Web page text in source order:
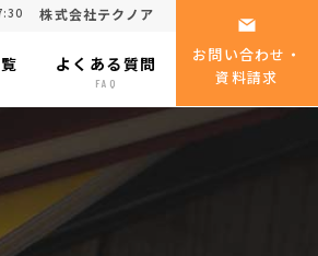
株式会社テクノア
お問い合わせ・
資料請求
よくある質問
FAQ